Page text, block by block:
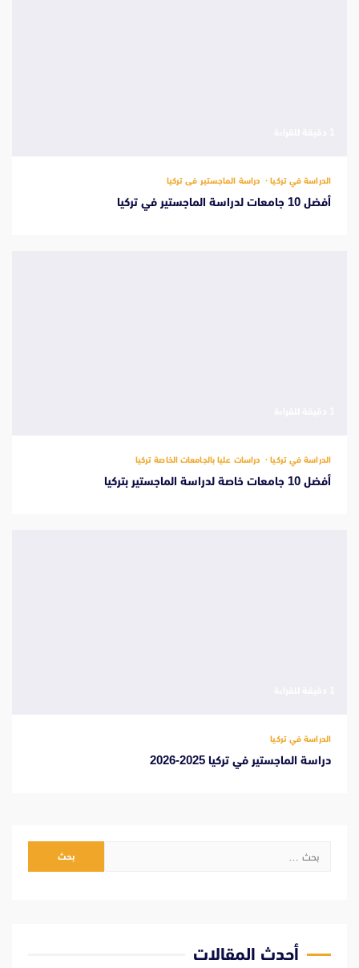
الدراسة في تركيا دراسة الماجستير فى تركيا
أفضل 10 جامعات لدراسة الماجستير في تركيا
الدراسة في تركيا دراسات عليا بالجامعات الخاصة تركيا
أفضل 10 جامعات خاصة لدراسة الماجستير بتركيا
الدراسة في تركيا
دراسة الماجستير في تركيا 2025-2026
البحث
أحدث المقالات